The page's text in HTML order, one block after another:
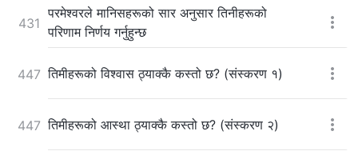
431
परमेश्‍वरले मानिसहरूको सार अनुसार तिनीहरूको
परिणाम निर्णय गर्नुहुन्छ
447 तिमीहरूको विश्‍वास ठ्याक्कै कस्तो छ? (संस्करण १)
447 तिमीहरूको आस्था ठ्याक्कै कस्तो छ? (संस्करण २)